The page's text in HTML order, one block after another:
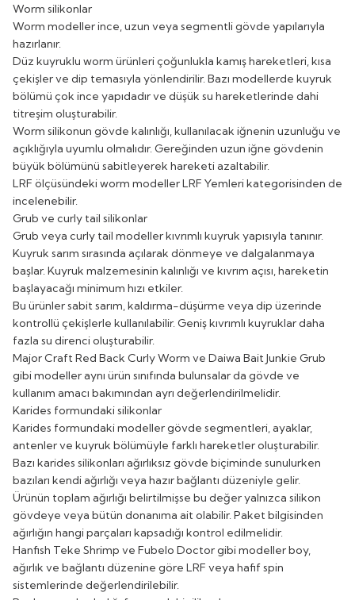
Worm silikonlar
Worm modeller ince, uzun veya segmentli gövde yapılarıyla
hazırlanır.
Düz kuyruklu worm ürünleri çoğunlukla kamış hareketleri, kısa
çekişler ve dip temasıyla yönlendirilir. Bazı modellerde kuyruk
bölümü çok ince yapıdadır ve düşük su hareketlerinde dahi
titreşim oluşturabilir.
Worm silikonun gövde kalınlığı, kullanılacak iğnenin uzunluğu ve
açıklığıyla uyumlu olmalıdır. Gereğinden uzun iğne gövdenin
büyük bölümünü sabitleyerek hareketi azaltabilir.
LRF ölçüsündeki worm modellerLRF Yemlerikategorisinden de
incelenebilir.
Grub ve curly tail silikonlar
Grub veya curly tail modeller kıvrımlı kuyruk yapısıyla tanınır.
Kuyruk sarım sırasında açılarak dönmeye ve dalgalanmaya
başlar. Kuyruk malzemesinin kalınlığı ve kıvrım açısı, hareketin
başlayacağı minimum hızı etkiler.
Bu ürünler sabit sarım, kaldırma-düşürme veya dip üzerinde
kontrollü çekişlerle kullanılabilir. Geniş kıvrımlı kuyruklar daha
fazla su direnci oluşturabilir.
Major Craft Red Back Curly Worm ve Daiwa Bait Junkie Grub
gibi modeller aynı ürün sınıfında bulunsalar da gövde ve
kullanım amacı bakımından ayrı değerlendirilmelidir.
Karides formundaki silikonlar
Karides formundaki modeller gövde segmentleri, ayaklar,
antenler ve kuyruk bölümüyle farklı hareketler oluşturabilir.
Bazı karides silikonları ağırlıksız gövde biçiminde sunulurken
bazıları kendi ağırlığı veya hazır bağlantı düzeniyle gelir.
Ürünün toplam ağırlığı belirtilmişse bu değer yalnızca silikon
gövdeye veya bütün donanıma ait olabilir. Paket bilgisinden
ağırlığın hangi parçaları kapsadığı kontrol edilmelidir.
Hanfish Teke Shrimp ve Fubelo Doctor gibi modeller boy,
ağırlık ve bağlantı düzenine göre LRF veya hafif spin
sistemlerinde değerlendirilebilir.